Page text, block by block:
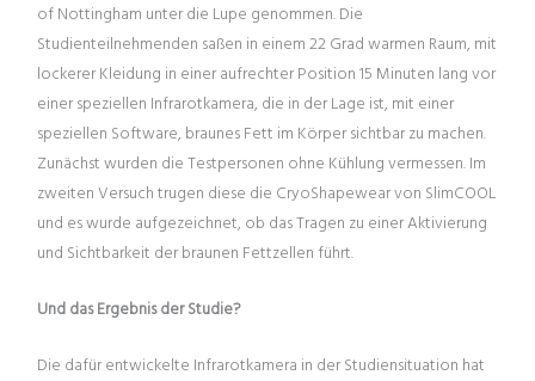
of Nottingham unter die Lupe genommen. Die
Studienteilnehmenden saßen in einem 22 Grad warmen Raum, mit
lockerer Kleidung in einer aufrechter Position 15 Minuten lang vor
einer speziellen Infrarotkamera, die in der Lage ist, mit einer
speziellen Software, braunes Fett im Körper sichtbar zu machen.
Zunächst wurden die Testpersonen ohne Kühlung vermessen. Im
zweiten Versuch trugen diese die CryoShapewear von SlimCOOL
und es wurde aufgezeichnet, ob das Tragen zu einer Aktivierung
und Sichtbarkeit der braunen Fettzellen führt.
Und das Ergebnis der Studie?
Die dafür entwickelte Infrarotkamera in der Studiensituation hat